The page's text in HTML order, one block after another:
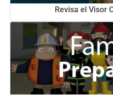
Revisa el Visor